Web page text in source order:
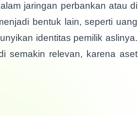
jaringan perbankan atau di
bentuk lain, seperti uang
identitas pemilik aslinya.
semakin relevan, karena aset